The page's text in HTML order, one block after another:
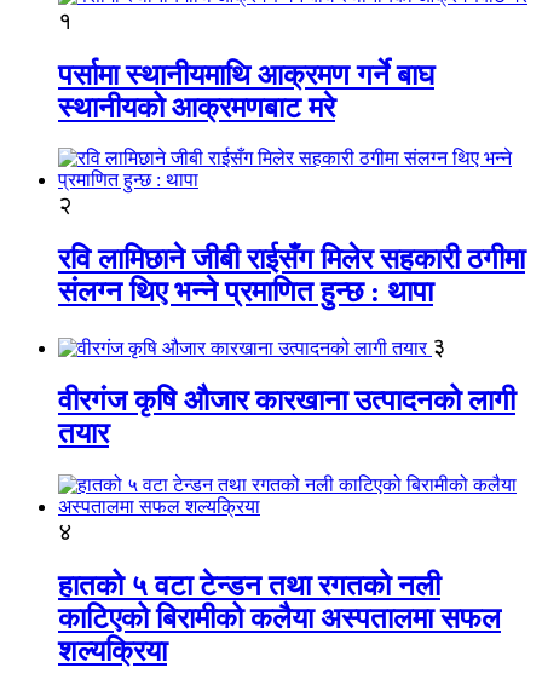
१
पर्सामा स्थानीयमाथि आक्रमण गर्ने बाघ
स्थानीयको आक्रमणबाट मरे
२
रवि लामिछाने जीबी राईसँग मिलेर सहकारी ठगीमा
संलग्न थिए भन्ने प्रमाणित हुन्छ : थापा
३
वीरगंज कृषि औजार कारखाना उत्पादनको लागी
तयार
४
हातको ५ वटा टेन्डन तथा रगतको नली
काटिएको बिरामीको कलैया अस्पतालमा सफल
शल्यक्रिया